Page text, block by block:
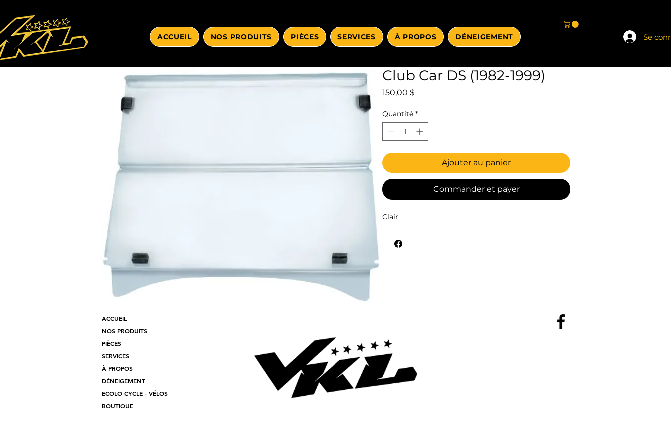
ACCUEIL NOS PRODUITS PIÈCES SERVICES À PROPOS DÉNEIGEMENT Se
Club Car DS (1982-1999)
150,00 $
Quantité *
Ajouter au panier
Commander et payer
Clair
ACCUEIL
NOS PRODUITS
PIÈCES
SERVICES
À PROPOS
DÉNEIGEMENT
ECOLO CYCLE - VÉLOS
BOUTIQUE